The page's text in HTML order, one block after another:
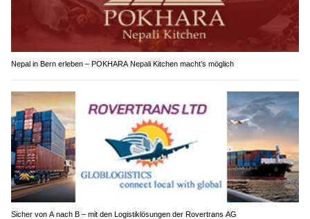
Nepal in Bern erleben – POKHARA Nepali Kitchen macht’s möglich
Sicher von A nach B – mit den Logistiklösungen der Rovertrans AG